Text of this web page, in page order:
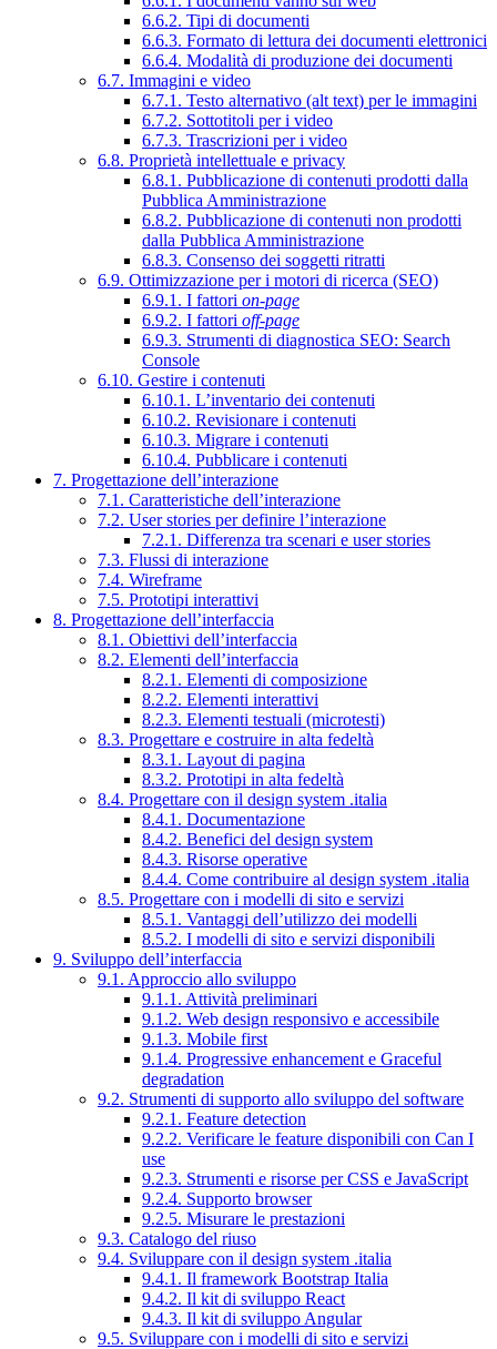
6.6.2. Tipi di documenti
6.6.3. Formato di lettura dei documenti elettronici
6.6.4. Modalità di produzione dei documenti
6.7. Immagini e video
6.7.1. Testo alternativo (alt text) per le immagini
6.7.2. Sottotitoli per i video
6.7.3. Trascrizioni per i video
6.8. Proprietà intellettuale e privacy
6.8.1. Pubblicazione di contenuti prodotti dalla
Pubblica Amministrazione
6.8.2. Pubblicazione di contenuti non prodotti
dalla Pubblica Amministrazione
6.8.3. Consenso dei soggetti ritratti
6.9. Ottimizzazione per i motori di ricerca (SEO)
6.9.1. I fattori on-page
6.9.2. I fattori off-page
6.9.3. Strumenti di diagnostica SEO: Search
Console
6.10. Gestire i contenuti
6.10.1. L’inventario dei contenuti
6.10.2. Revisionare i contenuti
6.10.3. Migrare i contenuti
6.10.4. Pubblicare i contenuti
7. Progettazione dell’interazione
7.1. Caratteristiche dell’interazione
7.2. User stories per definire l’interazione
7.2.1. Differenza tra scenari e user stories
7.3. Flussi di interazione
7.4. Wireframe
7.5. Prototipi interattivi
8. Progettazione dell’interfaccia
8.1. Obiettivi dell’interfaccia
8.2. Elementi dell’interfaccia
8.2.1. Elementi di composizione
8.2.2. Elementi interattivi
8.2.3. Elementi testuali (microtesti)
8.3. Progettare e costruire in alta fedeltà
8.3.1. Layout di pagina
8.3.2. Prototipi in alta fedeltà
8.4. Progettare con il design system .italia
8.4.1. Documentazione
8.4.2. Benefici del design system
8.4.3. Risorse operative
8.4.4. Come contribuire al design system .italia
8.5. Progettare con i modelli di sito e servizi
8.5.1. Vantaggi dell’utilizzo dei modelli
8.5.2. I modelli di sito e servizi disponibili
9. Sviluppo dell’interfaccia
9.1. Approccio allo sviluppo
9.1.1. Attività preliminari
9.1.2. Web design responsivo e accessibile
9.1.3. Mobile first
9.1.4. Progressive enhancement e Graceful
degradation
9.2. Strumenti di supporto allo sviluppo del software
9.2.1. Feature detection
9.2.2. Verificare le feature disponibili con Can I
use
9.2.3. Strumenti e risorse per CSS e JavaScript
9.2.4. Supporto browser
9.2.5. Misurare le prestazioni
9.3. Catalogo del riuso
9.4. Sviluppare con il design system .italia
9.4.1. Il framework Bootstrap Italia
9.4.2. Il kit di sviluppo React
9.4.3. Il kit di sviluppo Angular
9.5. Sviluppare con i modelli di sito e servizi